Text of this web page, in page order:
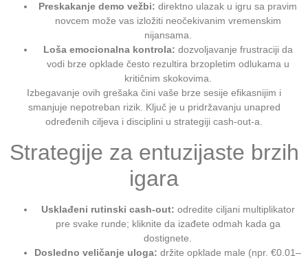
Preskakanje demo vežbi: direktno ulazak u igru sa pravim
novcem može vas izložiti neočekivanim vremenskim
nijansama.
Loša emocionalna kontrola: dozvoljavanje frustraciji da
vodi brze opklade često rezultira brzopletim odlukama u
kritičnim skokovima.
Izbegavanje ovih grešaka čini vaše brze sesije efikasnijim i
smanjuje nepotreban rizik. Ključ je u pridržavanju unapred
određenih ciljeva i disciplini u strategiji cash‑out‑a.
Strategije za entuzijaste brzih
igara
Usklađeni rutinski cash‑out: odredite ciljani multiplikator
pre svake runde; kliknite da izađete odmah kada ga
dostignete.
Dosledno veličanje uloga: držite opklade male (npr. €0.01–